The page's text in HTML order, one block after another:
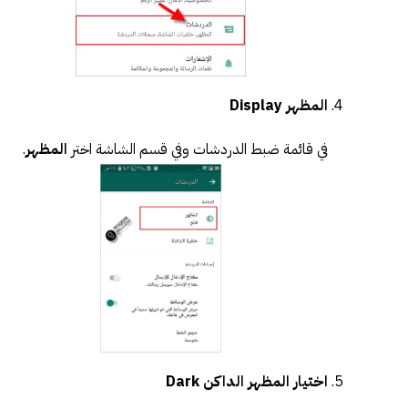
المظهر Display
في قائمة ضبط الدردشات وفي قسم الشاشة اختر المظهر.
اختيار المظهر الداكن Dark